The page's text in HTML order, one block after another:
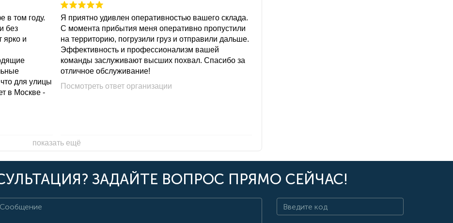
в том году.
без
ярко и
для улицы
в Москве -
Я приятно удивлен оперативностью вашего склада.
С момента прибытия меня оперативно пропустили
на территорию, погрузили груз и отправили дальше.
Эффективность и профессионализм вашей
команды заслуживают высших похвал. Спасибо за
отличное обслуживание!
Посмотреть ответ организации
показать ещё
ЗАДАЙТЕ ВОПРОС ПРЯМО СЕЙЧАС!